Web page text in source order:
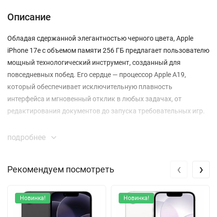
Описание
Обладая сдержанной элегантностью черного цвета, Apple
iPhone 17e с объемом памяти 256 ГБ предлагает пользователю
мощный технологический инструмент, созданный для
повседневных побед. Его сердце — процессор Apple A19,
который обеспечивает исключительную плавность
интерфейса и мгновенный отклик в любых задачах, от
редактирования документов до запуска требовательных игр.
Ваши визуальные впечатления будут невероятно четкими
460 пикселей на дюйм изображение выглядит идеально
подстраивает цветовой баланс под окружающий свет, снижая
нагрузку на глаза, а пиковая яркость в 1200 нит позволяет
подробнее
Рекомендуем посмотреть
Новинка! Новинка!
‹ ›